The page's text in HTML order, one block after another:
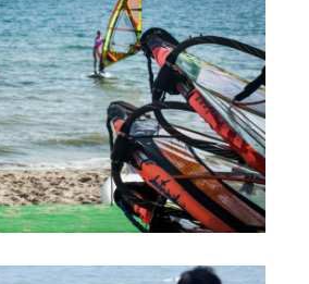
Новости
Медиа
Фото
Видео
Места катания
Наши станции
Ветратория.Дахаб